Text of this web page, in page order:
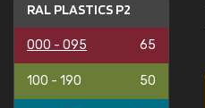
RAL PLASTICS P2
000 - 095 65
100 - 190 50